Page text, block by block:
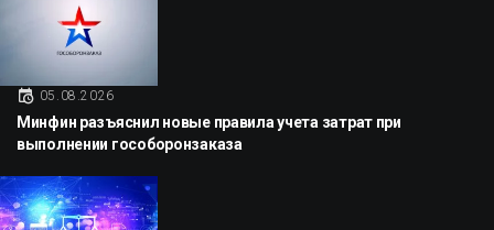
05.08.2026
Минфин разъяснил новые правила учета затрат при
выполнении гособоронзаказа